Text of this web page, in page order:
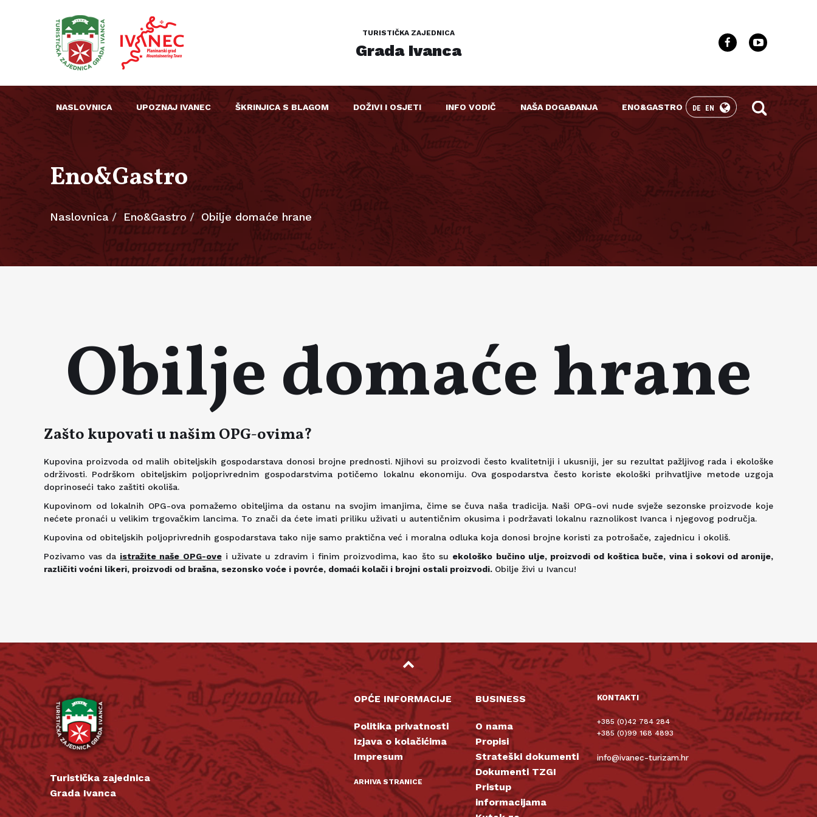
TURISTIČKA ZAJEDNICA
Grada Ivanca
NASLOVNICA UPOZNAJ IVANEC ŠKRINJICA S BLAGOM DOŽIVI I OSJETI INFO VODIČ NAŠA DOGAĐANJA ENO&GASTRO DE EN
Eno&Gastro
Naslovnica Eno&Gastro Obilje domaće hrane
Obilje domaće hrane
Zašto kupovati u našim OPG-ovima?
Kupovina proizvoda od malih obiteljskih gospodarstava donosi brojne prednosti. Njihovi su proizvodi često kvalitetniji i ukusniji, jer su rezultat pažljivog rada i ekološke
održivosti. Podrškom obiteljskim poljoprivrednim gospodarstvima potičemo lokalnu ekonomiju. Ova gospodarstva često koriste ekološki prihvatljive metode uzgoja
doprinoseći tako zaštiti okoliša.
Kupovinom od lokalnih OPG-ova pomažemo obiteljima da ostanu na svojim imanjima, čime se čuva naša tradicija. Naši OPG-ovi nude svježe sezonske proizvode koje
nećete pronaći u velikim trgovačkim lancima. To znači da ćete imati priliku uživati u autentičnim okusima i podržavati lokalnu raznolikost Ivanca i njegovog područja.
Kupovina od obiteljskih poljoprivrednih gospodarstava tako nije samo praktična već i moralna odluka koja donosi brojne koristi za potrošače, zajednicu i okoliš.
Pozivamo vas da istražite naše OPG-ovei uživate u zdravim i finim proizvodima, kao što su ekološko bučino ulje, proizvodi od koštica buče, vina i sokovi od aronije,
različiti voćni likeri, proizvodi od brašna, sezonsko voće i povrće, domaći kolači i brojni ostali proizvodi. Obilje živi u Ivancu!
Turistička zajednica
Grada Ivanca
OPĆE INFORMACIJE
Politika privatnosti
Izjava o kolačićima
Impresum
ARHIVA STRANICE
BUSINESS
O nama
Propisi
Strateški dokumenti
Dokumenti TZGI
Pristup
informacijama
KONTAKTI
+385 (0)42 784 284
+385 (0)99 168 4893
info@ivanec-turizam.hr